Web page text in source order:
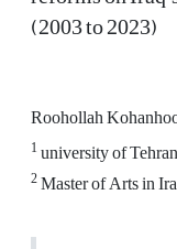
(2003 to 2023)
Roohollah
1university of Tehran
2Master of Arts in